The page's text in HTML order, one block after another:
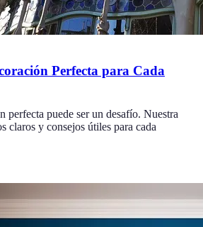
Perfecta para Cada
perfecta puede ser un desafío. Nuestra
claros y consejos útiles para cada